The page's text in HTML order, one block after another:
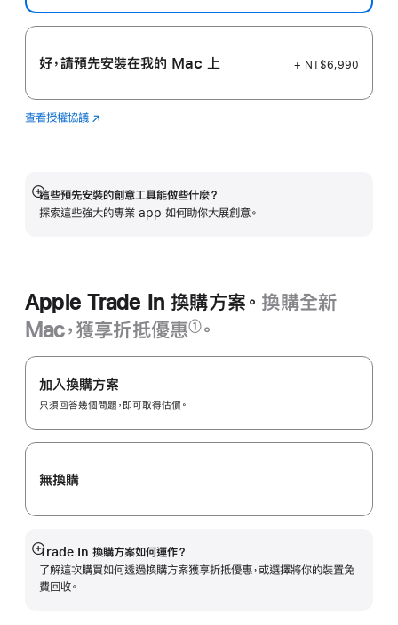
好，請預先安裝在我的 Mac 上 + NT$6,990
查看授權協議 Logic
(以
開
啟)
這些預先安裝的創意工具能做些什麼？
探索這些強大的專業 app 如何助你大展創意。
顯
示
Apple Trade In 換購方案。 換購全新
Mac，獲享折抵優惠
腳
①。
Apple Trade In
方
案。
加入換購方案
只須回答幾個問題，即可取得估價。
無換購
Trade In 換購方案如何運作？
了解這次購買如何透過換購方案獲享折抵優惠，或選擇將你的裝置免
費回收。
顯
示
更